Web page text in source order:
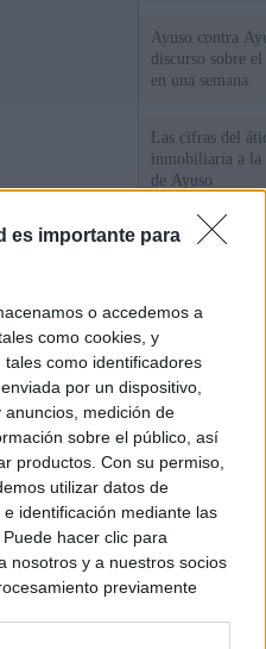
es importante para
o accedemos a
como cookies, y
como identificadores
por un dispositivo,
medición de
sobre el público, así
productos. Con su permiso,
utilizar datos de
identificación mediante las
hacer clic para
nosotros y a nuestros socios
previamente
Ayuso contra
discurso sobre
en una semana
Las cifras del
inmobiliaria a la
de Ayuso
La empresa
Ayuso reina en
y Cookies